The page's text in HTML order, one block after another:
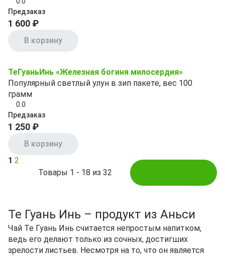
Предзаказ
1 600 ₽
В корзину
ТеГуаньИнь «Железная богиня милосердия»
Популярный светлый улун в зип пакете, вес 100
грамм
0.0
Предзаказ
1 250 ₽
В корзину
Товары 1 - 18 из 32
1 2
Те Гуань Инь – продукт из Аньси
Чай Те Гуань Инь считается непростым напитком,
ведь его делают только из сочных, достигших
зрелости листьев. Несмотря на то, что он является